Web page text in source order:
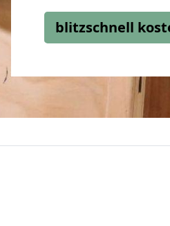
blitzschnell